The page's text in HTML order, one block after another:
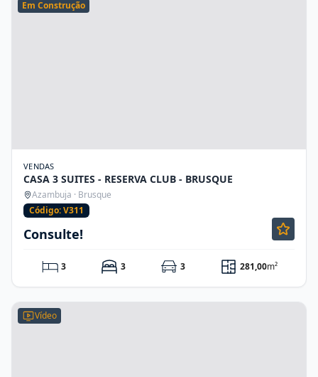
Em Construção
VENDAS
CASA 3 SUITES - RESERVA CLUB - BRUSQUE
Azambuja · Brusque
Código: V311
Consulte!
3 3 3 281,00m²
Vídeo